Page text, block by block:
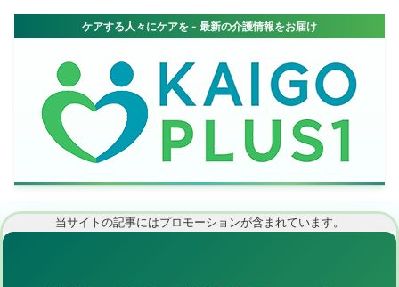
当サイトの記事にはプロモーションが含まれています。